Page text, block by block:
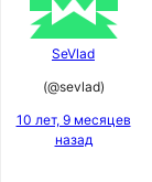
SeVlad
(@sevlad)
10 лет, 9 месяцев
назад